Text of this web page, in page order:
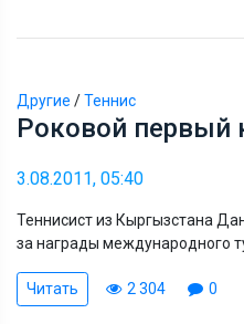
Другие /Теннис
Роковой первый
3.08.2011, 05:40
Теннисист из Кыргызстана
за награды международного
Читать 2 304 0